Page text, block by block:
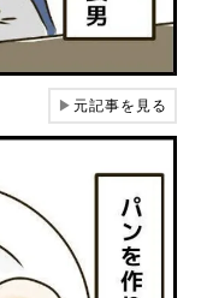
▶元記事を見る